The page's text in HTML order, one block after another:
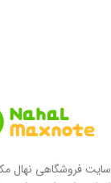
سایت فروشگاهی نهال